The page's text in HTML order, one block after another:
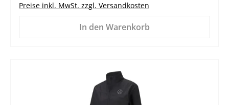
Preise inkl. MwSt. zzgl. Versandkosten
In den Warenkorb